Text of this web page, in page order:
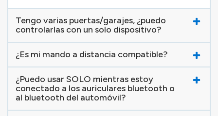
Tengo varias puertas/garajes, ¿puedo
controlarlas con un solo dispositivo?
¿Es mi mando a distancia compatible?
¿Puedo usar SOLO mientras estoy
conectado a los auriculares bluetooth o
al bluetooth del automóvil?